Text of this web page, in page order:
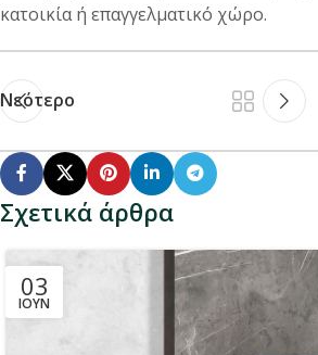
κατοικία ή επαγγελματικό χώρο.
Νεότερο
Σχετικά άρθρα
03
ΙΟΎΝ